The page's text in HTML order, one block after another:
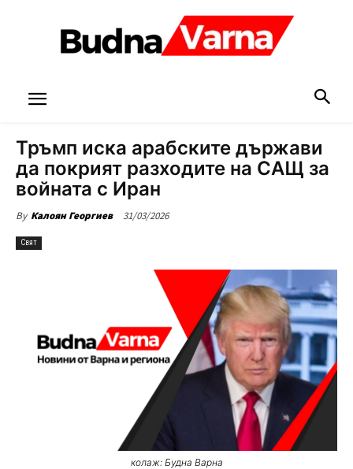
Тръмп иска арабските държави
да покрият разходите на САЩ за
войната с Иран
By Калоян Георгиев 31/03/2026
Свят
колаж: Будна Варна